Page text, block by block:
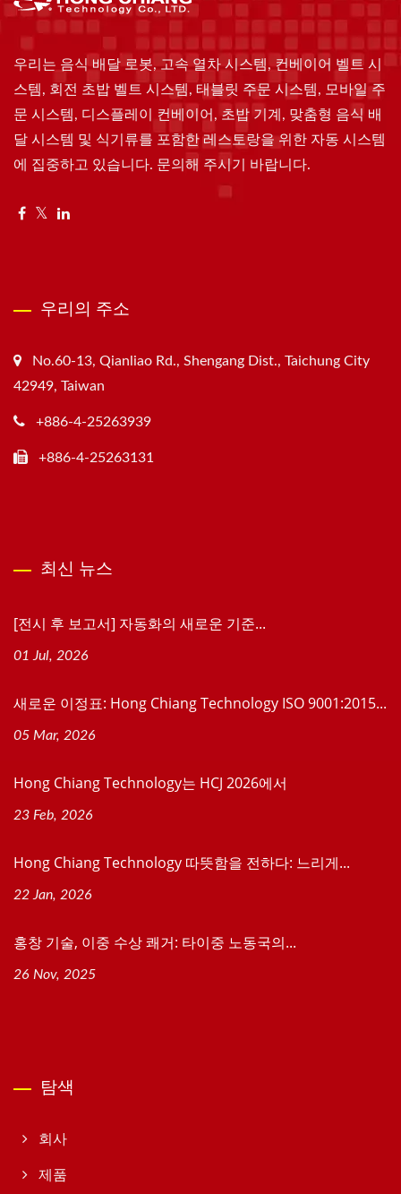
우리는 음식 배달 로봇, 고속 열차 시스템, 컨베이어 벨트 시
스템, 회전 초밥 벨트 시스템, 태블릿 주문 시스템, 모바일 주
문 시스템, 디스플레이 컨베이어, 초밥 기계, 맞춤형 음식 배
달 시스템 및 식기류를 포함한 레스토랑을 위한 자동 시스템
에 집중하고 있습니다. 문의해 주시기 바랍니다.
우리의 주소
No.60-13, Qianliao Rd., Shengang Dist., Taichung City
42949, Taiwan
+886-4-25263939
+886-4-25263131
최신 뉴스
[전시 후 보고서] 자동화의 새로운 기준...
01 Jul, 2026
새로운 이정표: Hong Chiang Technology ISO 9001:2015...
05 Mar, 2026
Hong Chiang Technology는 HCJ 2026에서
23 Feb, 2026
Hong Chiang Technology 따뜻함을 전하다: 느리게...
22 Jan, 2026
홍창 기술, 이중 수상 쾌거: 타이중 노동국의...
26 Nov, 2025
탐색
회사
제품